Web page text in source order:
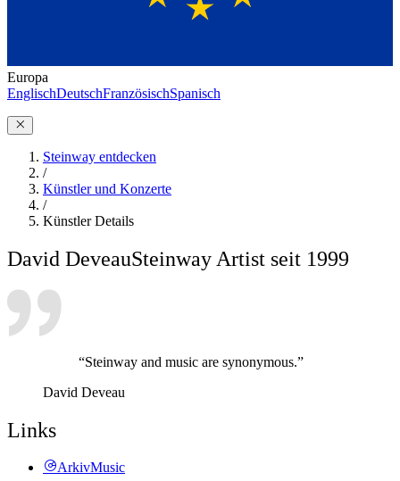
Europa
EnglischDeutschFranzösischSpanisch
Steinway entdecken
/
Künstler und Konzerte
/
Künstler Details
David DeveauSteinway Artist seit 1999
“Steinway and music are synonymous.”
David Deveau
Links
ArkivMusic